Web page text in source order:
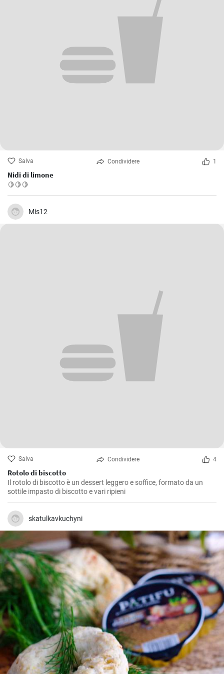
Salva Condividere 1
Nidi di limone
🍋🍋🍋
Mis12
Salva Condividere 4
Rotolo di biscotto
Il rotolo di biscotto è un dessert leggero e soffice, formato da un
sottile impasto di biscotto e vari ripieni
skatulkavkuchyni